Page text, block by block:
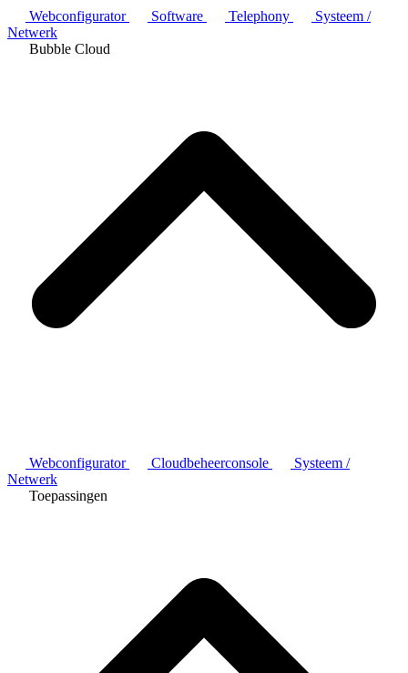
Webconfigurator Software Telephony
Systeem /
Netwerk
Bubble Cloud
Webconfigurator Cloudbeheerconsole
Systeem /
Netwerk
Toepassingen